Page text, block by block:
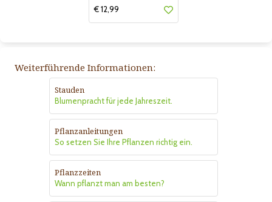
€ 12,99
Weiterführende Informationen:
Stauden
Blumenpracht für jede Jahreszeit.
Pflanzanleitungen
So setzen Sie Ihre Pflanzen richtig ein.
Pflanzzeiten
Wann pflanzt man am besten?